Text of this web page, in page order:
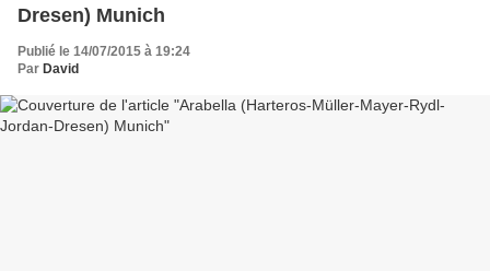
Dresen) Munich
Publié le 14/07/2015 à 19:24
Par David